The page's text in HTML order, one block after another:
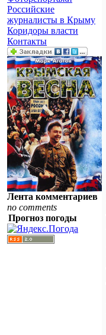
Российские
журналисты в Крыму
Коридоры власти
Контакты
Лента комментариев
no comments
Прогноз погоды